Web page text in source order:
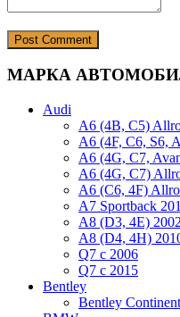
МАРКА
Audi
A6 (4B, C5)
A6 (4F, C6, S6,
A6 (4G, C7,
A6 (4G, C7)
A6 (C6, 4F)
A7 Sportback
A8 (D3, 4E)
A8 (D4, 4H)
Q7 с 2006
Q7 с 2015
Bentley
Bentley